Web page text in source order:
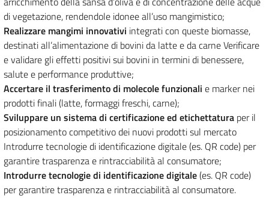
di vegetazione, rendendole idonee all’uso mangimistico;
Realizzare mangimi innovativi integrati con queste biomasse,
destinati all’alimentazione di bovini da latte e da carne Verificare
e validare gli effetti positivi sui bovini in termini di benessere,
salute e performance produttive;
Accertare il trasferimento di molecole funzionali e marker nei
prodotti finali (latte, formaggi freschi, carne);
Sviluppare un sistema di certificazione ed etichettatura per il
posizionamento competitivo dei nuovi prodotti sul mercato
Introdurre tecnologie di identificazione digitale (es. QR code) per
garantire trasparenza e rintracciabilità al consumatore;
Introdurre tecnologie di identificazione digitale(es. QR code)
per garantire trasparenza e rintracciabilità al consumatore.